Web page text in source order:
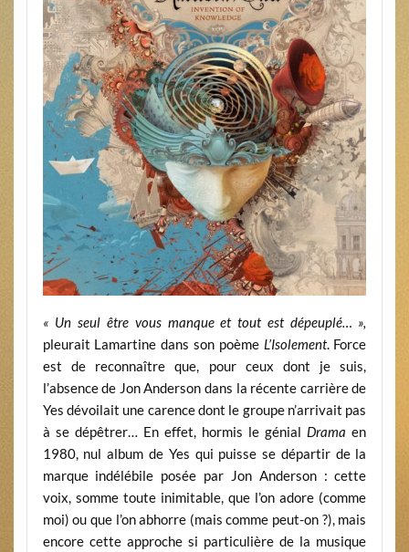
« Un seul être vous manque et tout est dépeuplé… »,
pleurait Lamartine dans son poème L’Isolement. Force
est de reconnaître que, pour ceux dont je suis,
l’absence de Jon Anderson dans la récente carrière de
Yes dévoilait une carence dont le groupe n’arrivait pas
à se dépêtrer… En effet, hormis le génial Drama en
1980, nul album de Yes qui puisse se départir de la
marque indélébile posée par Jon Anderson : cette
voix, somme toute inimitable, que l’on adore (comme
moi) ou que l’on abhorre (mais comme peut-on ?), mais
encore cette approche si particulière de la musique